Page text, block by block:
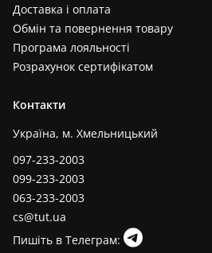
Доставка і оплата
Обмін та повернення товару
Програма лояльності
Розрахунок сертифікатом
Контакти
Україна, м. Хмельницький
097-233-2003
099-233-2003
063-233-2003
cs@tut.ua
Пишіть в Телеграм: